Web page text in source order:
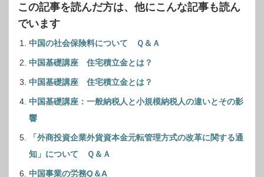
この記事を読んだ方は、他にこんな記事も読ん
でいます
中国の社会保険料について Ｑ＆Ａ
中国基礎講座 住宅積立金とは？
中国基礎講座 住宅積立金とは？
中国基礎講座：一般納税人と小規模納税人の違いとその影
響
「外商投資企業外貨資本金元転管理方式の改革に関する通
知」について Ｑ＆Ａ
中国事業の労務Q＆A